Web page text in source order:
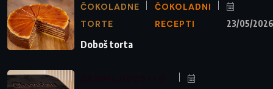
ČOKOLADNE
TORTE
ČOKOLADNI
RECEPTI
23/05/2026
Doboš torta